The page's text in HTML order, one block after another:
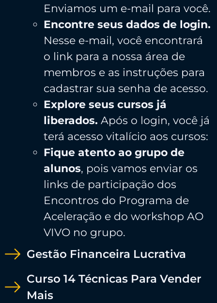
Enviamos um e-mail para você.
Encontre seus dados de login.
Nesse e-mail, você encontrará
o link para a nossa área de
membros e as instruções para
cadastrar sua senha de acesso.
Explore seus cursos já
liberados. Após o login, você já
terá acesso vitalício aos cursos:
Fique atento ao grupo de
alunos, pois vamos enviar os
links de participação dos
Encontros do Programa de
Aceleração e do workshop AO
VIVO no grupo.
Gestão Financeira Lucrativa
Curso 14 Técnicas Para Vender
Mais